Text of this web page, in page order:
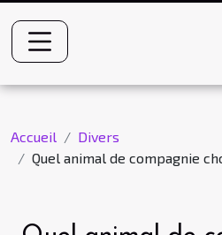
Accueil
Divers
Quel animal de compagnie